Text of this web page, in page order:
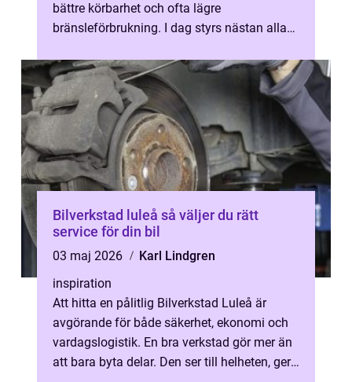
bättre körbarhet och ofta lägre
bränsleförbrukning. I dag styrs nästan alla
Bilverkstad luleå så väljer du rätt
service för din bil
03 maj 2026
Karl Lindgren
inspiration
Att hitta en pålitlig Bilverkstad Luleå är
avgörande för både säkerhet, ekonomi och
vardagslogistik. En bra verkstad gör mer än
att bara byta delar. Den ser till helheten, ger